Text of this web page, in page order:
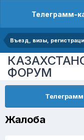
Телеграмм-
Въезд, визы,
ФОРУМ
Жалоба